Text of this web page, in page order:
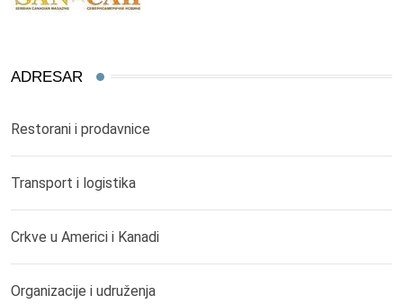
ADRESAR
Restorani i prodavnice
Transport i logistika
Crkve u Americi i Kanadi
Organizacije i udruženja